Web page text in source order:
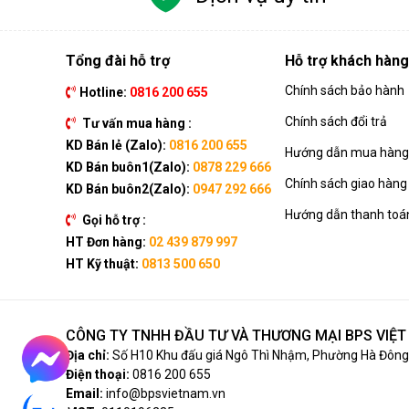
Tổng đài hỗ trợ
Hotline: 0816 200 655
Tư vấn mua hàng :
KD Bán lẻ (Zalo): 0816 200 655
KD Bán buôn1(Zalo): 0878 229 666
KD Bán buôn2(Zalo): 0947 292 666
Gọi hỗ trợ :
HT Đơn hàng: 02 439 879 997
HT Kỹ thuật: 0813 500 650
Hỗ trợ khách hàng
Chính sách bảo hành
Chính sách đổi trả
Hướng dẫn mua
Chính sách giao hàng
Hướng dẫn thanh
CÔNG TY TNHH ĐẦU TƯ VÀ THƯƠNG MẠI BPS
Địa chỉ: Số H10 Khu đấu giá Ngô Thì Nhậm, Phường Hà
Điện thoại: 0816 200 655
Email: info@bpsvietnam.vn